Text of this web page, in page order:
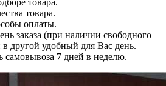
товара.
товара.
оплаты.
заказа (при наличии свободного
в другой удобный для Вас день.
самовывоза 7 дней в неделю.